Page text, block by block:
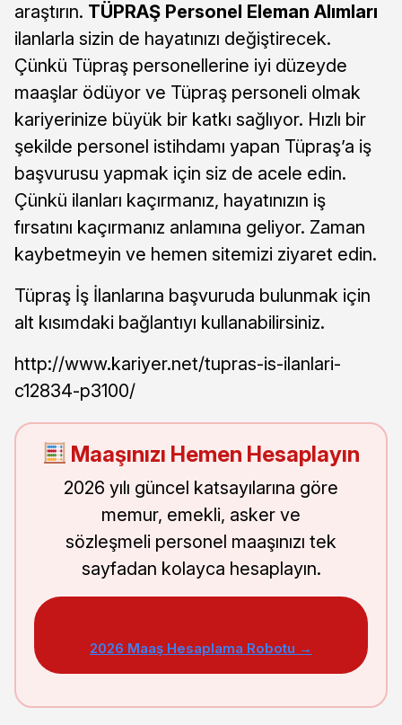
araştırın. TÜPRAŞ Personel Eleman Alımları
ilanlarla sizin de hayatınızı değiştirecek.
Çünkü Tüpraş personellerine iyi düzeyde
maaşlar ödüyor ve Tüpraş personeli olmak
kariyerinize büyük bir katkı sağlıyor. Hızlı bir
şekilde personel istihdamı yapan Tüpraş’a iş
başvurusu yapmak için siz de acele edin.
Çünkü ilanları kaçırmanız, hayatınızın iş
fırsatını kaçırmanız anlamına geliyor. Zaman
kaybetmeyin ve hemen sitemizi ziyaret edin.
Tüpraş İş İlanlarına başvuruda bulunmak için
alt kısımdaki bağlantıyı kullanabilirsiniz.
http://www.kariyer.net/tupras-is-ilanlari-
c12834-p3100/
Maaşınızı Hemen Hesaplayın
2026 yılı güncel katsayılarına göre
memur, emekli, asker ve
sözleşmeli personel maaşınızı tek
sayfadan kolayca hesaplayın.
2026 Maaş Hesaplama Robotu →